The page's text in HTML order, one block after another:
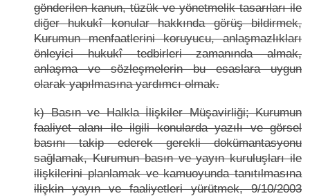
gönderilen kanun, tüzük ve yönetmelik tasarıları ile
diğer hukukî konular hakkında görüş bildirmek,
Kurumun menfaatlerini koruyucu, anlaşmazlıkları
önleyici hukukî tedbirleri zamanında almak,
anlaşma ve sözleşmelerin bu esaslara uygun
olarak yapılmasına yardımcı olmak.
k) Basın ve Halkla İlişkiler Müşavirliği; Kurumun
faaliyet alanı ile ilgili konularda yazılı ve görsel
basını takip ederek gerekli dokümantasyonu
sağlamak, Kurumun basın ve yayın kuruluşları ile
ilişkilerini planlamak ve kamuoyunda tanıtılmasına
ilişkin yayın ve faaliyetleri yürütmek, 9/10/2003